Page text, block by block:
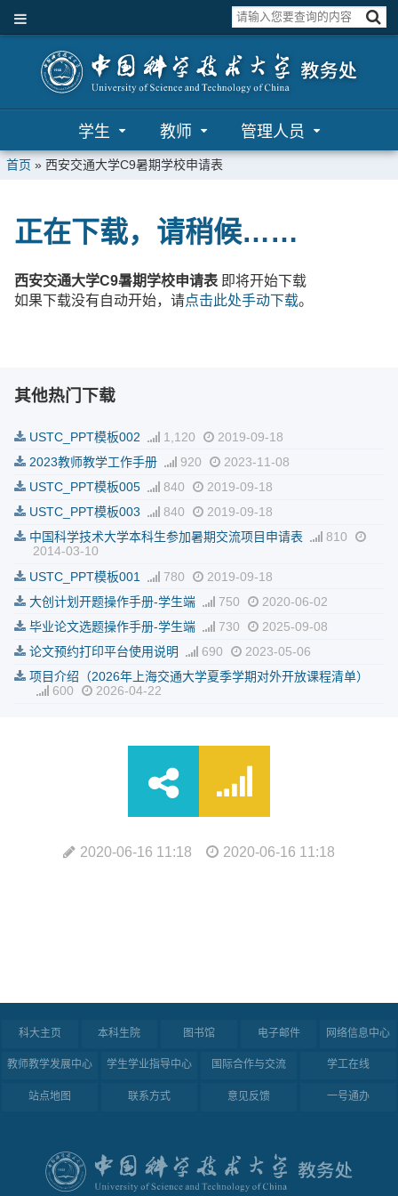
学生 教师 管理人员
首页 » 西安交通大学C9暑期学校申请表
正在下载，请稍候……
西安交通大学C9暑期学校申请表 即将开始下载
如果下载没有自动开始，请点击此处手动下载。
其他热门下载
USTC_PPT模板002 1,120
2019-09-18
2023教师教学工作手册
920
2023-11-08
USTC_PPT模板005
840
2019-09-18
USTC_PPT模板003
840
2019-09-18
中国科学技术大学本科生参加暑期交流项目申请表
810
2014-03-10
USTC_PPT模板001
780
2019-09-18
大创计划开题操作手册-学生端
750
2020-06-02
毕业论文选题操作手册-学生端
730
2025-09-08
论文预约打印平台使用说明
690
2023-05-06
项目介绍（2026年上海交通大学夏季学期对外开放课程清单）
600
2026-04-22
2020-06-16 11:18 2020-06-16 11:18
科大主页 本科生院 图书馆 电子邮件 网络信息中心
教师教学发展中心 学生学业指导中心 国际合作与交流 学工在线
站点地图 联系方式 意见反馈 一号通办